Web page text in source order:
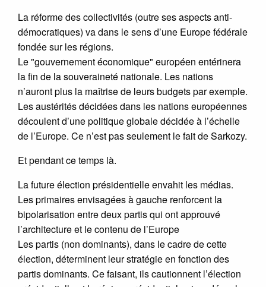
La réforme des collectivités (outre ses aspects anti-
démocratiques) va dans le sens d’une Europe fédérale
fondée sur les régions.
Le "gouvernement économique" européen entérinera
la fin de la souveraineté nationale. Les nations
n’auront plus la maîtrise de leurs budgets par exemple.
Les austérités décidées dans les nations européennes
découlent d’une politique globale décidée à l’échelle
de l’Europe. Ce n’est pas seulement le fait de Sarkozy.
Et pendant ce temps là.
La future élection présidentielle envahit les médias.
Les primaires envisagées à gauche renforcent la
bipolarisation entre deux partis qui ont approuvé
l’architecture et le contenu de l’Europe
Les partis (non dominants), dans le cadre de cette
élection, déterminent leur stratégie en fonction des
partis dominants. Ce faisant, ils cautionnent l’élection